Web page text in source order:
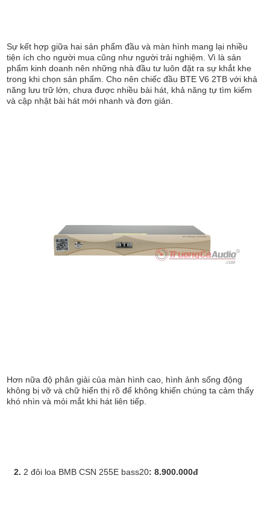
Sự kết hợp giữa hai sản phẩm đầu và màn hình mang lại nhiều
tiện ích cho người mua cũng như người trải nghiệm. Vì là sản
phẩm kinh doanh nên những nhà đầu tư luôn đặt ra sự khắt khe
trong khi chọn sản phẩm. Cho nên chiếc đầu BTE V6 2TB với khả
năng lưu trữ lớn, chưa được nhiều bài hát, khả năng tự tìm kiếm
và cập nhật bài hát mới nhanh và đơn giản.
Hơn nữa độ phân giải của màn hình cao, hình ảnh sống động
không bị vỡ và chữ hiển thị rõ để không khiến chúng ta cảm thấy
khó nhìn và mỏi mắt khi hát liên tiếp.
2.2 đôi loa BMB CSN 255E bass20: 8.900.000đ